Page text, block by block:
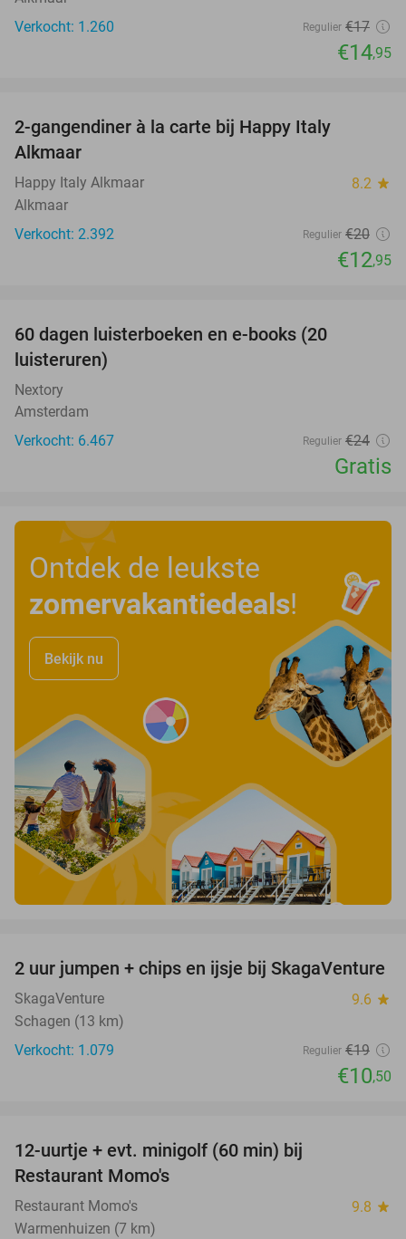
Verkocht: 1.260
Regulier €17
€14,95
2-gangendiner à la carte bij Happy Italy
Alkmaar
Happy Italy Alkmaar 8.2 star
Alkmaar
Verkocht: 2.392
Regulier €20
€12,95
60 dagen luisterboeken en e-books (20
luisteruren)
Nextory
Amsterdam
Verkocht: 6.467
Regulier €24
Gratis
Ontdek de leukste
zomervakantiedeals!
Bekijk nu
45%
2 uur jumpen + chips en ijsje bij SkagaVenture
SkagaVenture 9.6 star
Schagen (13 km)
Verkocht: 1.079
Regulier €19
€10,50
12-uurtje + evt. minigolf (60 min) bij
Restaurant Momo's
Restaurant Momo's 9.8 star
Warmenhuizen (7 km)